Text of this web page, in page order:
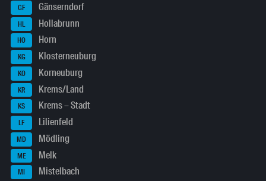
GF Gänserndorf
HL Hollabrunn
HO Horn
KG Klosterneuburg
KO Korneuburg
KR Krems/Land
KS Krems – Stadt
LF Lilienfeld
MD Mödling
ME Melk
MI Mistelbach